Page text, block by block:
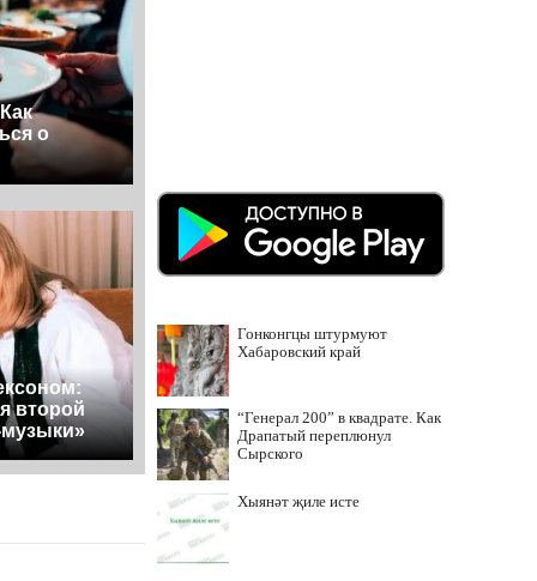
о
второй
музыки»
Гонконгцы штурмуют
Хабаровский край
“Генерал 200” в квадрате. Как
Драпатый переплюнул
Сырского
Хыянәт җиле исте